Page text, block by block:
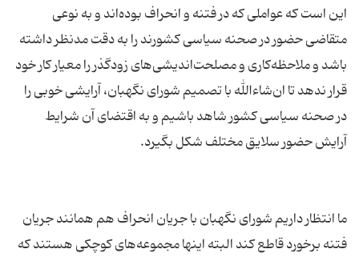
این است كه عواملی كه در فتنه و انحراف بوده‌اند و به نوعی
متقاضی حضور در صحنه سیاسی كشورند را به دقت مدنظر داشته
باشد و ملاحظه‌كاری و مصلحت‌اندیشی‌های زودگذر را معیار كار خود
قرار ندهد تا ان‌شاءالله با تصمیم شورای نگهبان، آرایشی خوبی را
در صحنه سیاسی كشور شاهد باشیم و به اقتضای آن شرایط
ما انتظار داریم شورای نگهبان با جریان انحراف هم همانند جریان
فتنه برخورد قاطع كند البته اینها مجموعه‌های كوچكی هستند كه